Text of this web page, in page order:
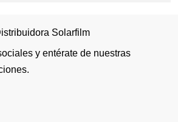
Solarfilm
y entérate de nuestras